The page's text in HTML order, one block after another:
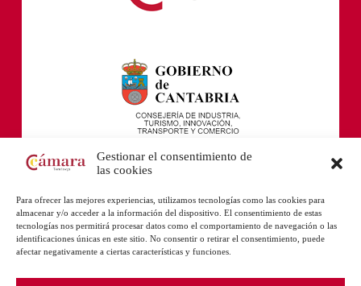
Gestionar el consentimiento de
las cookies
Para ofrecer las mejores experiencias, utilizamos tecnologías como las cookies para
almacenar y/o acceder a la información del dispositivo. El consentimiento de estas
tecnologías nos permitirá procesar datos como el comportamiento de navegación o las
identificaciones únicas en este sitio. No consentir o retirar el consentimiento, puede
afectar negativamente a ciertas características y funciones.